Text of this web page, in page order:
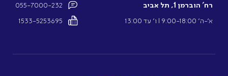
רח’ הוברמן 1, תל אביב
א’-ה’ 9:00-18:00 l ו’ עד 13:00
055-7000-232
1533-5253695